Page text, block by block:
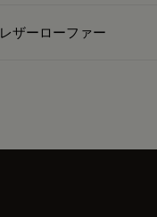
レザーローファー